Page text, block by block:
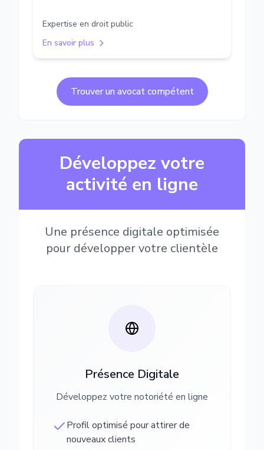
Expertise en droit public
En savoir plus
Trouver un avocat compétent
Développez votre
activité en ligne
Une présence digitale optimisée
pour développer votre clientèle
Présence Digitale
Développez votre notoriété en ligne
Profil optimisé pour attirer de
nouveaux clients